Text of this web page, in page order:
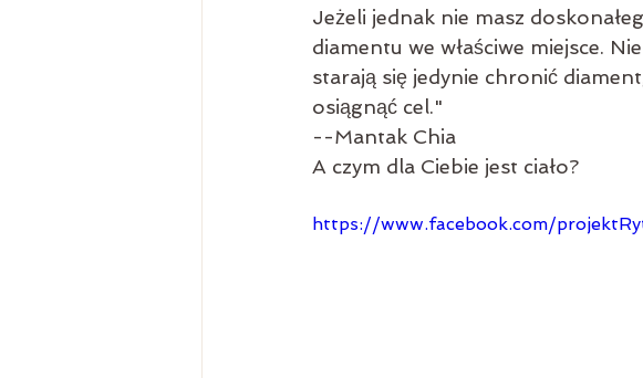
Jeżeli jednak nie masz
diamentu we właściwe miejsce.
starają się jedynie chronić
osiągnąć cel."
--Mantak Chia
A czym dla Ciebie jest ciało?
https://www.facebook.com/